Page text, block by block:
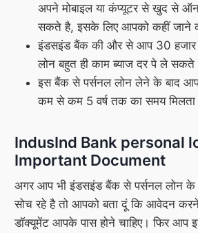
अपने मोबाइल या कंप्यूटर से खुद से
सकते है, इसके लिए आपको कहीं जाने
इंडसइंड बैंक की और से आप 30
लोन बहुत ही काम ब्याज दर पे ले सकते
इस बैंक से पर्सनल लोन लेने के बाद
कम से कम 5 वर्ष तक का समय मिलता
IndusInd Bank personal
Important Document
अगर आप भी इंडसइंड बैंक से पर्सनल लोन के
सोच रहे है तो आपको बता दूं कि आवेदन
डॉक्यूमेंट आपके पास होने चाहिए। फिर आप